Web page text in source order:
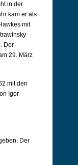
in der
kam er als
mit
Der
29. März
mit den
Igor
Der